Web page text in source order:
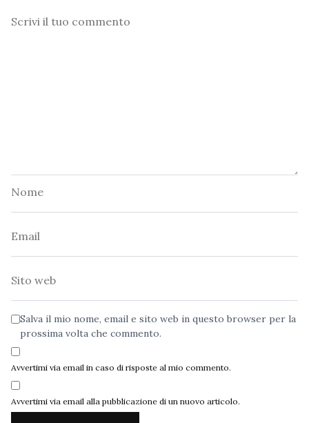
Commento
Salva il mio nome, email e sito web in questo browser per la
prossima volta che commento.
Avvertimi via email in caso di risposte al mio commento.
Avvertimi via email alla pubblicazione di un nuovo articolo.